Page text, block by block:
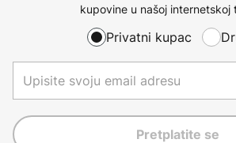
kupovine u našoj internetskoj
Privatni kupac
Pretplatite se